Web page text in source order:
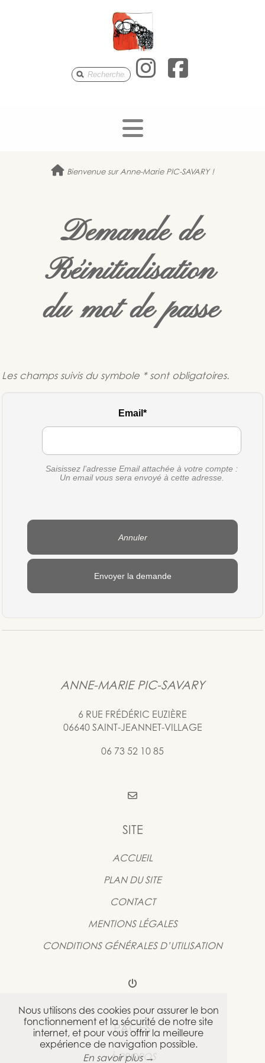
Nous utilisons des cookies pour assurer le bon
fonctionnement et la sécurité de notre site
internet, et pour vous offrir la meilleure
expérience de navigation possible.
En savoir plus →
Anne-
Anne-
Bienvenue sur Anne-Marie PIC-SAVARY !
Demande de
Réinitialisation
du mot de passe
Les champs suivis du symbole * sont obligatoires.
Email
Saisissez l’adresse Email attachée à votre compte :
Un email vous sera envoyé à cette adresse.
Annuler
Envoyer la demande
ANNE-MARIE PIC-SAVARY
6 RUE FRÉDÉRIC EUZIÈRE
06640 SAINT-JEANNET-VILLAGE
06 73 52 10 85
SITE
ACCUEIL
PLAN DU SITE
CONTACT
MENTIONS LÉGALES
CONDITIONS GÉNÉRALES D’UTILISATION
PAGES
À PROPOS